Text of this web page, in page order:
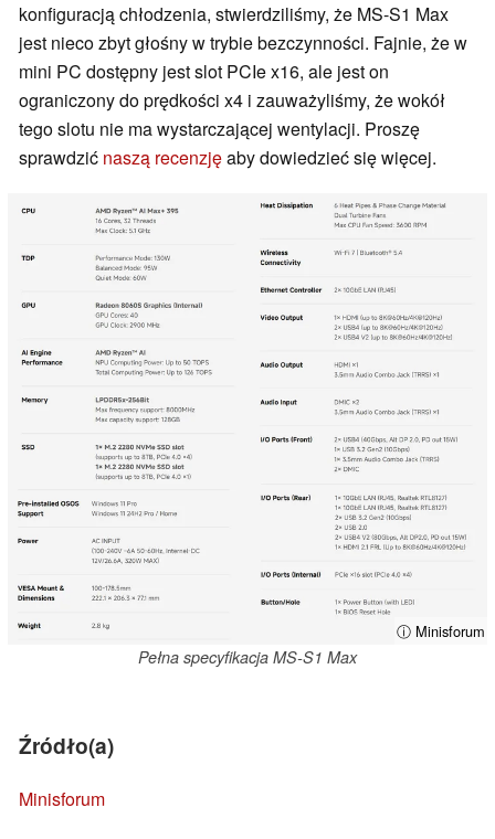
konfiguracją chłodzenia, stwierdziliśmy, że MS-S1 Max
jest nieco zbyt głośny w trybie bezczynności. Fajnie, że w
mini PC dostępny jest slot PCIe x16, ale jest on
ograniczony do prędkości x4 i zauważyliśmy, że wokół
tego slotu nie ma wystarczającej wentylacji. Proszę
sprawdzić naszą recenzjęaby dowiedzieć się więcej.
ⓘ Minisforum
Pełna specyfikacja MS-S1 Max
Źródło(a)
Minisforum